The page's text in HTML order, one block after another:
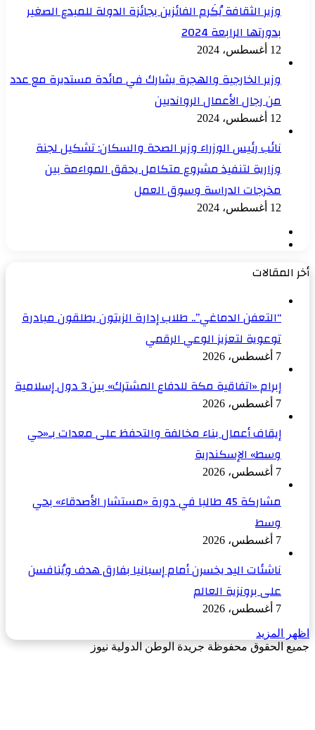
وزير الثقافة يُكَرم الفائزين بجائزة الدولة للمبدع الصغير
بدورتها الرابعة 2024
12 أغسطس، 2024
وزير الخارجية والهجرة يشارك في مائدة مستديرة مع عدد
من رجال الأعمال الروانديين
12 أغسطس، 2024
نائب رئيس الوزراء وزير الصحة والسكان: تشكيل لجنة
وزارية لتنفيذ مشروع متكامل يحقق المواءمة بين
مخرجات الدراسة وسوق العمل
12 أغسطس، 2024
أخر المقالات
“التعفن الدماغي”.. طلاب إدارة الزيتون يطلقون مبادرة
توعوية لتعزيز الوعي الرقمي
7 أغسطس، 2026
إبرام «اتفاقية مكة للدفاع المشترك» بين 3 دول إسلامية
7 أغسطس، 2026
إيقاف أعمال بناء مخالفة والتحفظ على معدات بـ«حي
وسط» الإسكندرية
7 أغسطس، 2026
مشاركة 45 طالبا في دورة «مستشار الأصدقاء» بحي
وسط
7 أغسطس، 2026
ناشئات اليد يخسرن أمام إسبانيا بفارق هدف ويُنافسن
على برونزية العالم
7 أغسطس، 2026
اظهر المزيد
جميع الحقوق محفوظة جريدة الوطن الدولية نيوز